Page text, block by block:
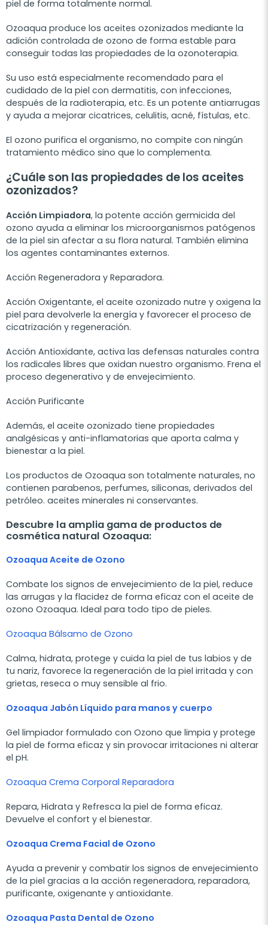
piel de forma totalmente normal.
Ozoaqua produce los aceites ozonizados mediante la
adición controlada de ozono de forma estable para
conseguir todas las propiedades de la ozonoterapia.
Su uso está especialmente recomendado para el
cudidado de la piel con dermatitis, con infecciones,
después de la radioterapia, etc. Es un potente antiarrugas
y ayuda a mejorar cicatrices, celulitis, acné, fístulas, etc.
El ozono purifica el organismo, no compite con ningún
tratamiento médico sino que lo complementa.
¿Cuále son las propiedades de los aceites
ozonizados?
Acción Limpiadora, la potente acción germicida del
ozono ayuda a eliminar los microorganismos patógenos
de la piel sin afectar a su flora natural. También elimina
los agentes contaminantes externos.
Acción Regeneradora y Reparadora.
Acción Oxigentante, el aceite ozonizado nutre y oxigena la
piel para devolverle la energía y favorecer el proceso de
cicatrización y regeneración.
Acción Antioxidante, activa las defensas naturales contra
los radicales libres que oxidan nuestro organismo. Frena el
proceso degenerativo y de envejecimiento.
Acción Purificante
Además, el aceite ozonizado tiene propiedades
analgésicas y anti-inflamatorias que aporta calma y
bienestar a la piel.
Los productos de Ozoaqua son totalmente naturales, no
contienen parabenos, perfumes, siliconas, derivados del
petróleo. aceites minerales ni conservantes.
Descubre la amplia gama de productos de
cosmética natural Ozoaqua:
Ozoaqua Aceite de Ozono
Combate los signos de envejecimiento de la piel, reduce
las arrugas y la flacidez de forma eficaz con el aceite de
ozono Ozoaqua. Ideal para todo tipo de pieles.
Ozoaqua Bálsamo de Ozono
Calma, hidrata, protege y cuida la piel de tus labios y de
tu nariz, favorece la regeneración de la piel irritada y con
grietas, reseca o muy sensible al frio.
Ozoaqua Jabón Líquido para manos y cuerpo
Gel limpiador formulado con Ozono que limpia y protege
la piel de forma eficaz y sin provocar irritaciones ni alterar
el pH.
Ozoaqua Crema Corporal Reparadora
Repara, Hidrata y Refresca la piel de forma eficaz.
Devuelve el confort y el bienestar.
Ozoaqua Crema Facial de Ozono
Ayuda a prevenir y combatir los signos de envejecimiento
de la piel gracias a la acción regeneradora, reparadora,
purificante, oxigenante y antioxidante.
Ozoaqua Pasta Dental de Ozono